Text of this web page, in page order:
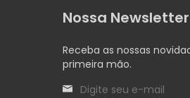
Nossa Newsletter
Receba as nossas
primeira mão.